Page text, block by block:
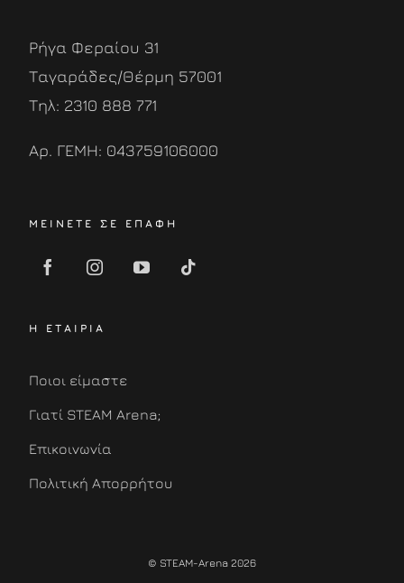
Ρήγα Φεραίου 31
Ταγαράδες/Θέρμη 57001
Τηλ: 2310 888 771
Αρ. ΓΕΜΗ: 043759106000
ΜΕΙΝΕΤΕ ΣΕ ΕΠΑΦΗ
Η ΕΤΑΙΡΙΑ
Ποιοι είμαστε
Γιατί STEAM Arena;
Επικοινωνία
Πολιτική Απορρήτου
© STEAM-Arena 2026